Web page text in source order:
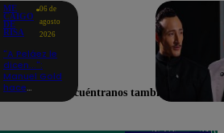
ME
CAIGO
DE
RISA
06 de
agosto
2026
"A Peláez le
dicen...":
Manuel Gold
hace
Encuéntranos también en